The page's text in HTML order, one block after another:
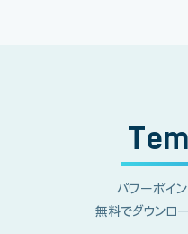
パワーポイン
無料でダウンロー